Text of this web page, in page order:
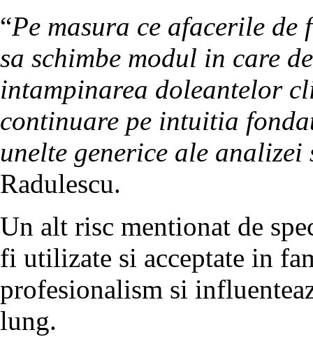
“Pe masura ce afacerile de
sa schimbe modul in care
intampinarea doleantelor
continuare pe intuitia
unelte generice ale
Radulescu.
Un alt risc mentionat de
fi utilizate si acceptate in
profesionalism si
lung.